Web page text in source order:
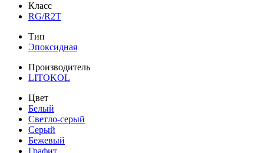
Класс
RG/R2T
Тип
Эпоксидная
Производитель
LITOKOL
Цвет
Белый
Светло-серый
Серый
Бежевый
Графит